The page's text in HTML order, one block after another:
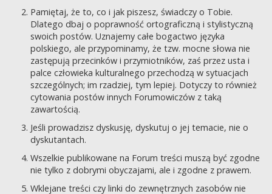
Pamiętaj, że to, co i jak piszesz, świadczy o Tobie.
Dlatego dbaj o poprawność ortograficzną i stylistyczną
swoich postów. Uznajemy całe bogactwo języka
polskiego, ale przypominamy, że tzw. mocne słowa nie
zastępują przecinków i przymiotników, zaś przez usta i
palce człowieka kulturalnego przechodzą w sytuacjach
szczególnych; im rzadziej, tym lepiej. Dotyczy to również
cytowania postów innych Forumowiczów z taką
zawartością.
Jeśli prowadzisz dyskusję, dyskutuj o jej temacie, nie o
dyskutantach.
Wszelkie publikowane na Forum treści muszą być zgodne
nie tylko z dobrymi obyczajami, ale i zgodne z prawem.
Wklejane treści czy linki do zewnętrznych zasobów nie